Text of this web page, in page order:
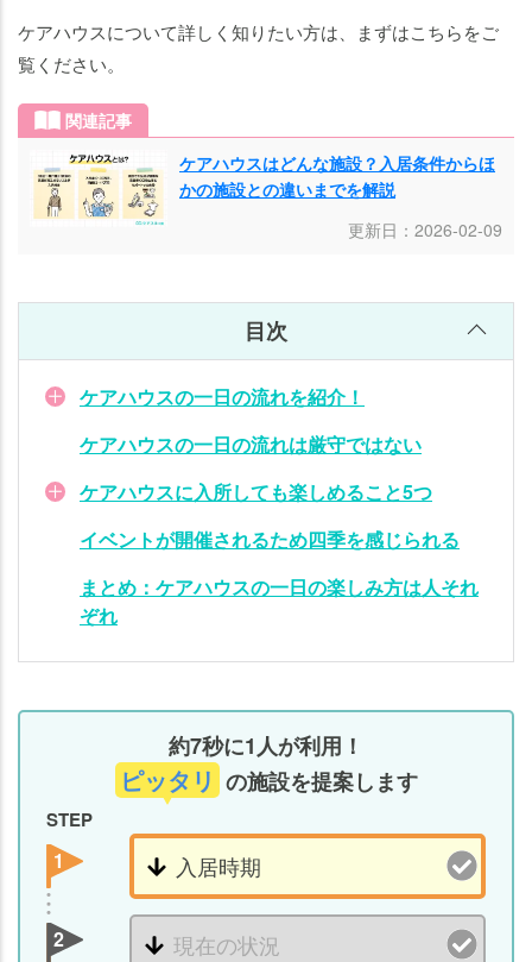
ケアハウスについて詳しく知りたい方は、まずはこちらをご
覧ください。
関連記事
ケアハウスはどんな施設？入居条件からほ
かの施設との違いまでを解説
更新日：2026-02-09
目次
ケアハウスの一日の流れを紹介！
ケアハウスの一日の流れは厳守ではない
ケアハウスに入所しても楽しめること5つ
イベントが開催されるため四季を感じられる
まとめ：ケアハウスの一日の楽しみ方は人それ
ぞれ
約7秒に1人が利用！
ピッタリ の施設を提案します
STEP
1
2
5
つ
イ
ベ
ン
た
四
季
感
ら
れ
る
まと
スの
一日
の楽
方は